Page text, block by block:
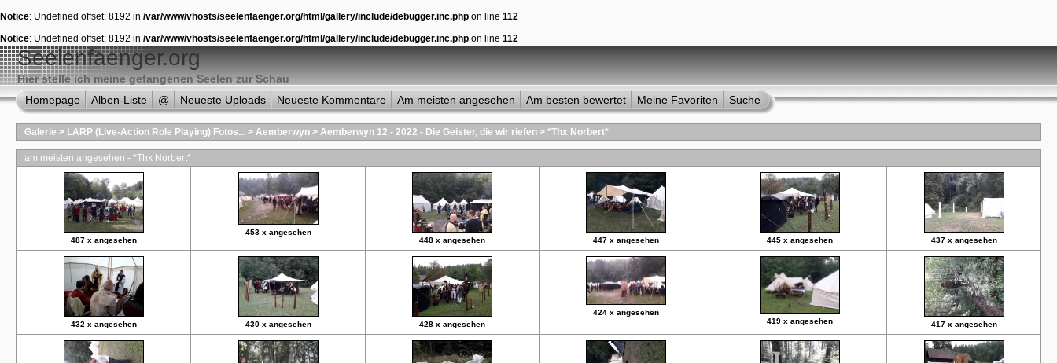
Notice: Undefined offset: 8192 in /var/www/vhosts/seelenfaenger.org/html/gallery/include/debugger.inc.php on line 112
Notice: Undefined offset: 8192 in /var/www/vhosts/seelenfaenger.org/html/gallery/include/debugger.inc.php on line 112
Seelenfaenger.org
Hier stelle ich meine gefangenen Seelen zur Schau
Homepage
Alben-Liste @ Neueste Uploads Neueste Kommentare Am meisten angesehen Am besten bewertet Meine Favoriten Suche
Galerie > LARP (Live-Action Role Playing) Fotos... > Aemberwyn > Aemberwyn 12 - 2022 - Die Geister, die wir riefen > *Thx Norbert*
am meisten angesehen - *Thx Norbert*
487 x angesehen
453 x angesehen
448 x angesehen
447 x angesehen 445 x angesehen 437 x angesehen
432 x angesehen 430 x angesehen 428 x angesehen
424 x angesehen
419 x angesehen
417 x angesehen